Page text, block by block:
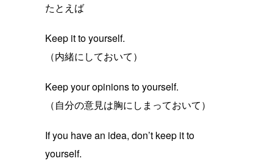
たとえば
Keep it to yourself.
（内緒にしておいて）
Keep your opinions to yourself.
（自分の意見は胸にしまっておいて）
If you have an idea, don’t keep it to
yourself.